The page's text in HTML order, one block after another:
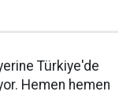
Türkiye'de
Hemen hemen